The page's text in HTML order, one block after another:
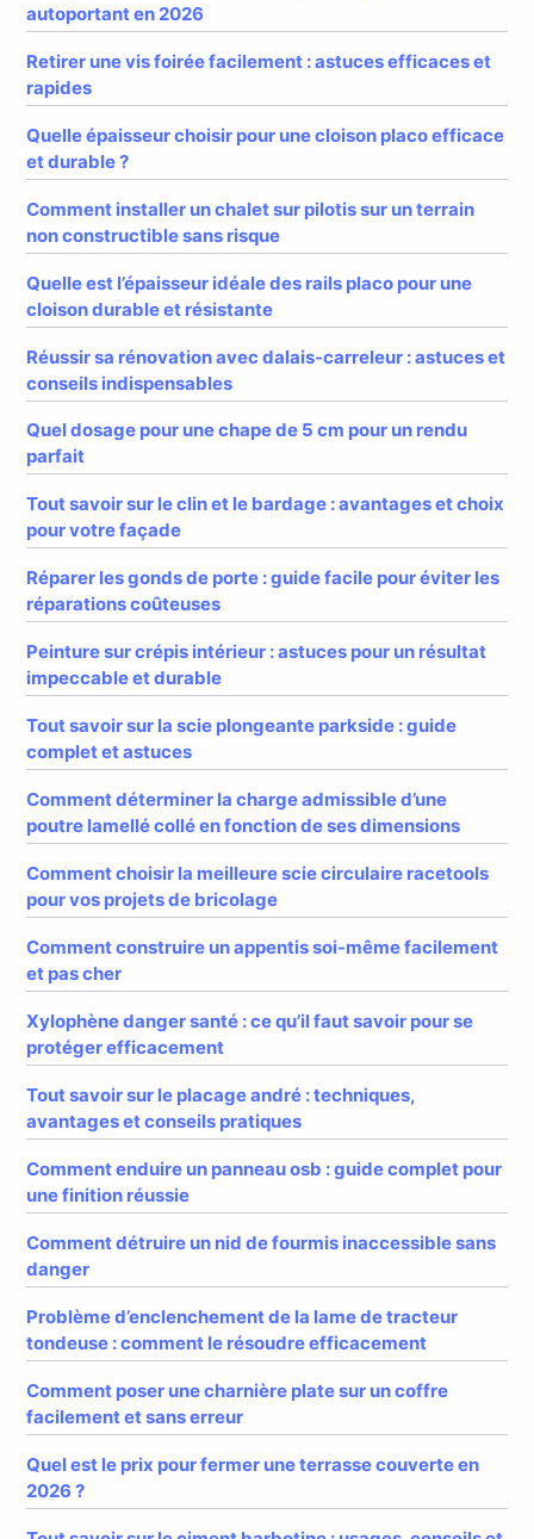
autoportant en 2026
Retirer une vis foirée facilement : astuces efficaces et
rapides
Quelle épaisseur choisir pour une cloison placo efficace
et durable ?
Comment installer un chalet sur pilotis sur un terrain
non constructible sans risque
Quelle est l’épaisseur idéale des rails placo pour une
cloison durable et résistante
Réussir sa rénovation avec dalais-carreleur : astuces et
conseils indispensables
Quel dosage pour une chape de 5 cm pour un rendu
parfait
Tout savoir sur le clin et le bardage : avantages et choix
pour votre façade
Réparer les gonds de porte : guide facile pour éviter les
réparations coûteuses
Peinture sur crépis intérieur : astuces pour un résultat
impeccable et durable
Tout savoir sur la scie plongeante parkside : guide
complet et astuces
Comment déterminer la charge admissible d’une
poutre lamellé collé en fonction de ses dimensions
Comment choisir la meilleure scie circulaire racetools
pour vos projets de bricolage
Comment construire un appentis soi-même facilement
et pas cher
Xylophène danger santé : ce qu’il faut savoir pour se
protéger efficacement
Tout savoir sur le placage andré : techniques,
avantages et conseils pratiques
Comment enduire un panneau osb : guide complet pour
une finition réussie
Comment détruire un nid de fourmis inaccessible sans
danger
Problème d’enclenchement de la lame de tracteur
tondeuse : comment le résoudre efficacement
Comment poser une charnière plate sur un coffre
facilement et sans erreur
Quel est le prix pour fermer une terrasse couverte en
2026 ?